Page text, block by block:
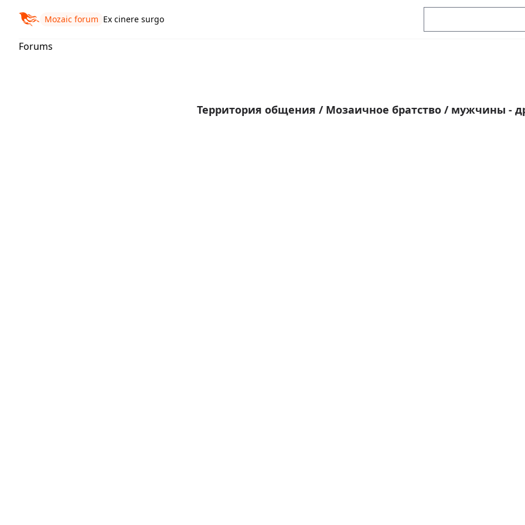
Mozaic forum Ex cinere surgo
Forums
Территория общения / Мозаичное братство / мужчины -